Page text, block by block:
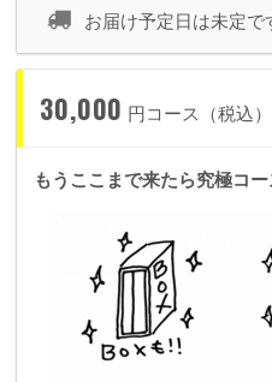
お届け予定日は未定で
30,000 円コース（税込）
もうここまで来たら究極コー